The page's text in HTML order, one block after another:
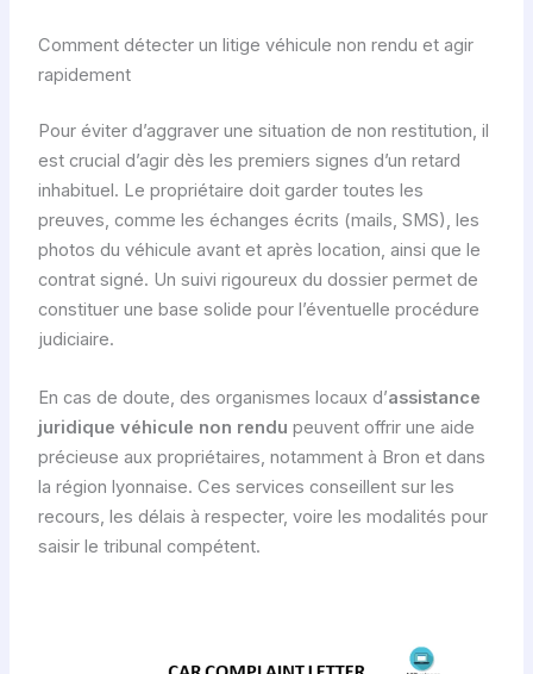
Comment détecter un litige véhicule non rendu et agir
rapidement
Pour éviter d’aggraver une situation de non restitution, il
est crucial d’agir dès les premiers signes d’un retard
inhabituel. Le propriétaire doit garder toutes les
preuves, comme les échanges écrits (mails, SMS), les
photos du véhicule avant et après location, ainsi que le
contrat signé. Un suivi rigoureux du dossier permet de
constituer une base solide pour l’éventuelle procédure
judiciaire.
En cas de doute, des organismes locaux d’assistance
juridique véhicule non rendu peuvent offrir une aide
précieuse aux propriétaires, notamment à Bron et dans
la région lyonnaise. Ces services conseillent sur les
recours, les délais à respecter, voire les modalités pour
saisir le tribunal compétent.